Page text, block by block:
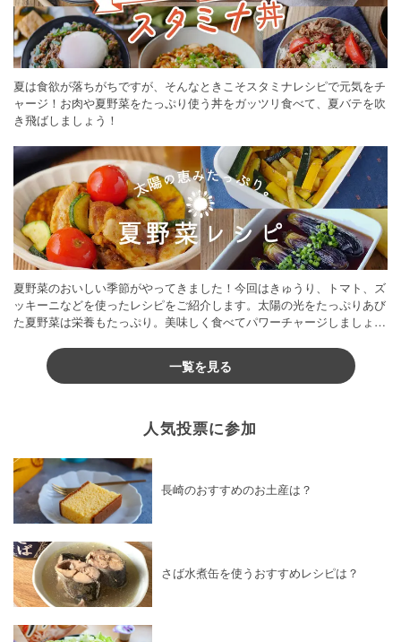
夏は食欲が落ちがちですが、そんなときこそスタミナレシピで元気をチ
ャージ！お肉や夏野菜をたっぷり使う丼をガッツリ食べて、夏バテを吹
き飛ばしましょう！
夏野菜のおいしい季節がやってきました！今回はきゅうり、トマト、ズ
ッキーニなどを使ったレシピをご紹介します。太陽の光をたっぷりあび
た夏野菜は栄養もたっぷり。美味しく食べてパワーチャージしましょう
一覧を見る
人気投票に参加
長崎のおすすめのお土産は？
さば水煮缶を使うおすすめレシピは？